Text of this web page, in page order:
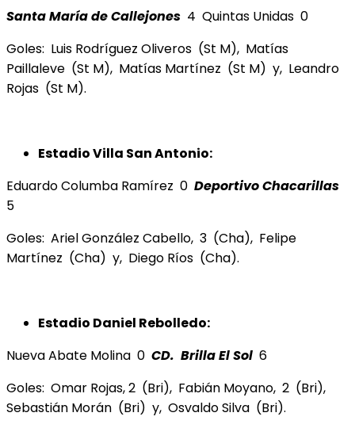
Santa María de Callejones 4 Quintas Unidas 0
Goles: Luis Rodríguez Oliveros (St M), Matías
Paillaleve (St M), Matías Martínez (St M) y, Leandro
Rojas (St M).
Estadio Villa San Antonio:
Eduardo Columba Ramírez 0 Deportivo Chacarillas
5
Goles: Ariel González Cabello, 3 (Cha), Felipe
Martínez (Cha) y, Diego Ríos (Cha).
Estadio Daniel Rebolledo:
Nueva Abate Molina 0 CD. Brilla El Sol 6
Goles: Omar Rojas, 2 (Bri), Fabián Moyano, 2 (Bri),
Sebastián Morán (Bri) y, Osvaldo Silva (Bri).